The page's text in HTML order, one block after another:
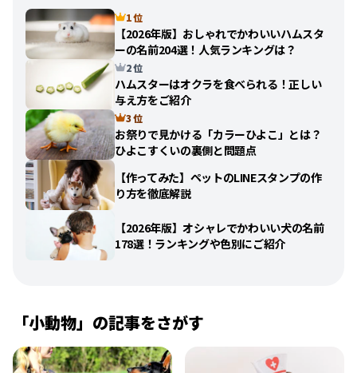
1 位
【2026年版】おしゃれでかわいいハムスタ
ーの名前204選！人気ランキングは？
2 位
ハムスターはオクラを食べられる！正しい
与え方をご紹介
3 位
お祭りで見かける「カラーひよこ」とは？
ひよこすくいの裏側と問題点
【作ってみた】ペットのLINEスタンプの作
り方を徹底解説
【2026年版】オシャレでかわいい犬の名前
178選！ランキングや色別にご紹介
「小動物」の記事をさがす